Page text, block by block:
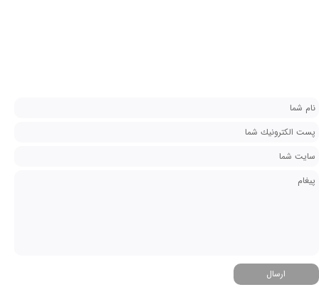
ارسال